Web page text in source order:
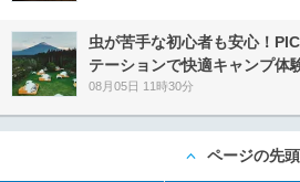
虫が苦手な初心者も安心！
テーションで快適キャンプ体
08月05日 11時30分
ページの先